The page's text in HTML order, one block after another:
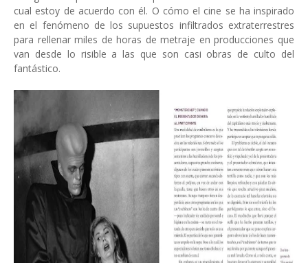
cual estoy de acuerdo con él. O cómo el cine se ha inspirado
en el fenómeno de los supuestos infiltrados extraterrestres
para rellenar miles de horas de metraje en producciones que
van desde lo risible a las que son casi obras de culto del
fantástico.